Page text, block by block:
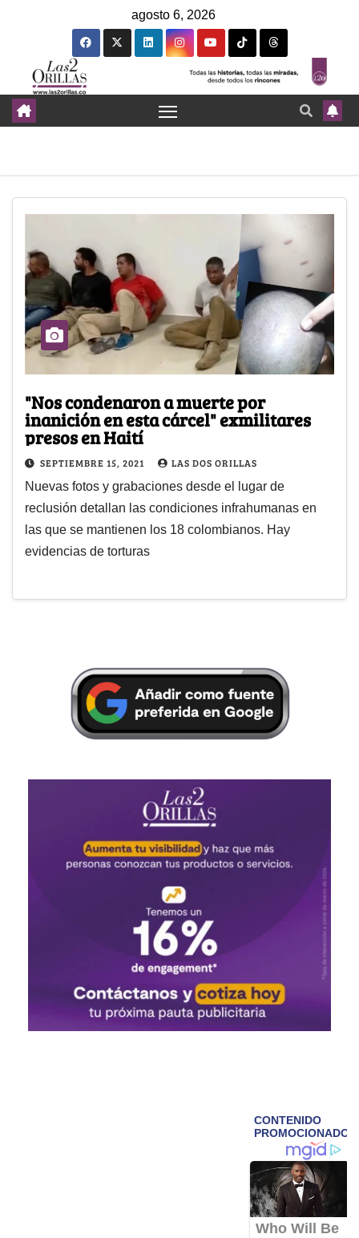
agosto 6, 2026
"Nos condenaron a muerte por
inanición en esta cárcel" exmilitares
presos en Haití
SEPTIEMBRE 15, 2021 LAS DOS ORILLAS
Nuevas fotos y grabaciones desde el lugar de
reclusión detallan las condiciones infrahumanas en
las que se mantienen los 18 colombianos. Hay
evidencias de torturas